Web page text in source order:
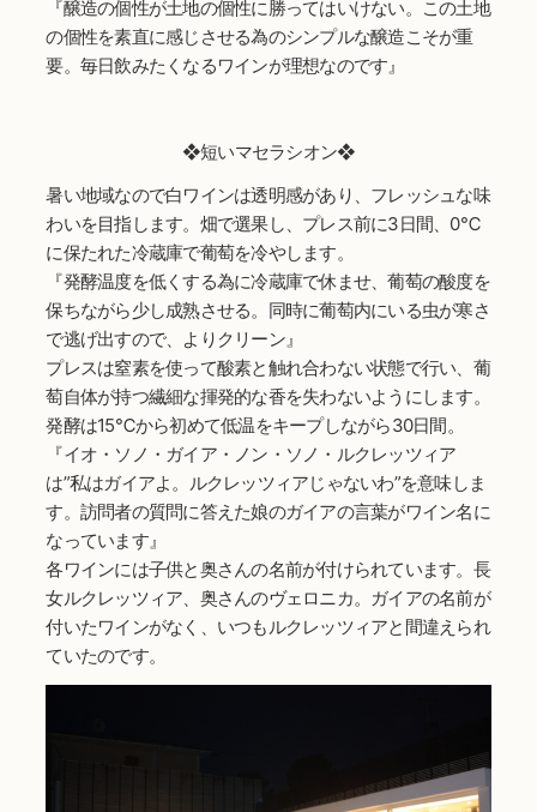
『醸造の個性が土地の個性に勝ってはいけない。この土地
の個性を素直に感じさせる為のシンプルな醸造こそが重
要。毎日飲みたくなるワインが理想なのです』
❖短いマセラシオン❖
暑い地域なので白ワインは透明感があり、フレッシュな味
わいを目指します。畑で選果し、プレス前に3日間、0℃
に保たれた冷蔵庫で葡萄を冷やします。
『発酵温度を低くする為に冷蔵庫で休ませ、葡萄の酸度を
保ちながら少し成熟させる。同時に葡萄内にいる虫が寒さ
で逃げ出すので、よりクリーン』
プレスは窒素を使って酸素と触れ合わない状態で行い、葡
萄自体が持つ繊細な揮発的な香を失わないようにします。
発酵は15℃から初めて低温をキープしながら30日間。
『イオ・ソノ・ガイア・ノン・ソノ・ルクレッツィア
は”私はガイアよ。ルクレッツィアじゃないわ”を意味しま
す。訪問者の質問に答えた娘のガイアの言葉がワイン名に
なっています』
各ワインには子供と奥さんの名前が付けられています。長
女ルクレッツィア、奥さんのヴェロニカ。ガイアの名前が
付いたワインがなく、いつもルクレッツィアと間違えられ
ていたのです。